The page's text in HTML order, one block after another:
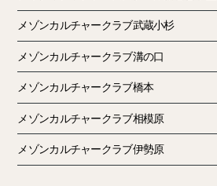
メゾンカルチャークラブ武蔵小杉
メゾンカルチャークラブ溝の口
メゾンカルチャークラブ橋本
メゾンカルチャークラブ相模原
メゾンカルチャークラブ伊勢原